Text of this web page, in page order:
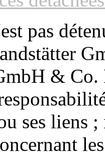
pas
& Co.
ses liens ;